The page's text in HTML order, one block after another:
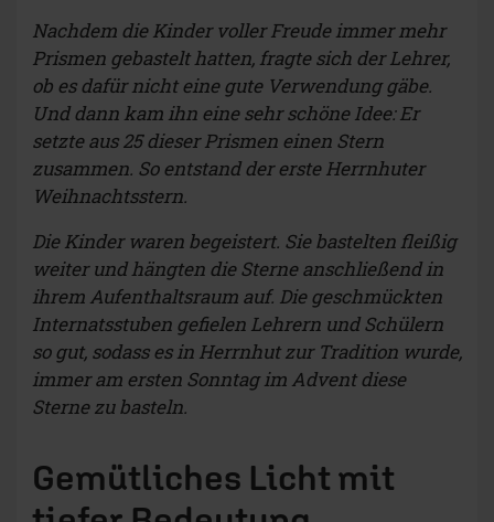
Nachdem die Kinder voller Freude immer mehr
Prismen gebastelt hatten, fragte sich der Lehrer,
ob es dafür nicht eine gute Verwendung gäbe.
Und dann kam ihn eine sehr schöne Idee: Er
setzte aus 25 dieser Prismen einen Stern
zusammen. So entstand der erste Herrnhuter
Weihnachtsstern.
Die Kinder waren begeistert. Sie bastelten fleißig
weiter und hängten die Sterne anschließend in
ihrem Aufenthaltsraum auf. Die geschmückten
Internatsstuben gefielen Lehrern und Schülern
so gut, sodass es in Herrnhut zur Tradition wurde,
immer am ersten Sonntag im Advent diese
Sterne zu basteln.
Gemütliches Licht mit